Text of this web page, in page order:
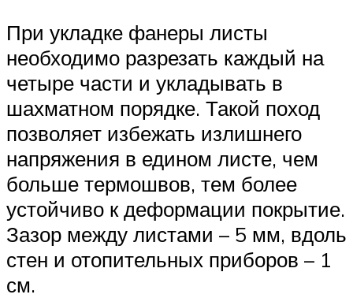
При укладке фанеры листы
необходимо разрезать каждый на
четыре части и укладывать в
шахматном порядке. Такой поход
позволяет избежать излишнего
напряжения в едином листе, чем
больше термошвов, тем более
устойчиво к деформации покрытие.
Зазор между листами – 5 мм, вдоль
стен и отопительных приборов – 1
см.